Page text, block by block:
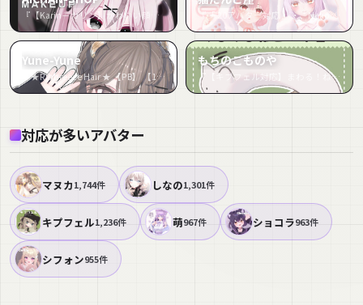
『【Karin－カリン】かわいい顔メイク-テクスチャ』など52件 『「 20アバター対応 」‧₊⁺ Neko Coat ‧₊⁺』など47件
Yune-Yune
『★Ribbreeze Hair ★ 【PB】 【11 Avatars】』など39件
もちのこものや
『【キプフェル対応】まわる！ねこヘイロー』など36件
対応が多いアバター
マヌカ1,744件 しなの1,301件
キプフェル1,236件 萌967件 ショコラ963件
シフォン955件